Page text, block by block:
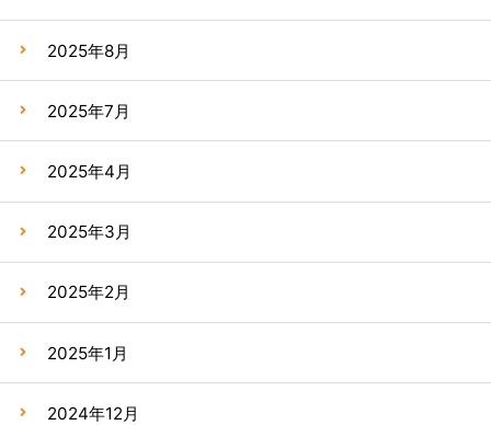
2025年8月
2025年7月
2025年4月
2025年3月
2025年2月
2025年1月
2024年12月